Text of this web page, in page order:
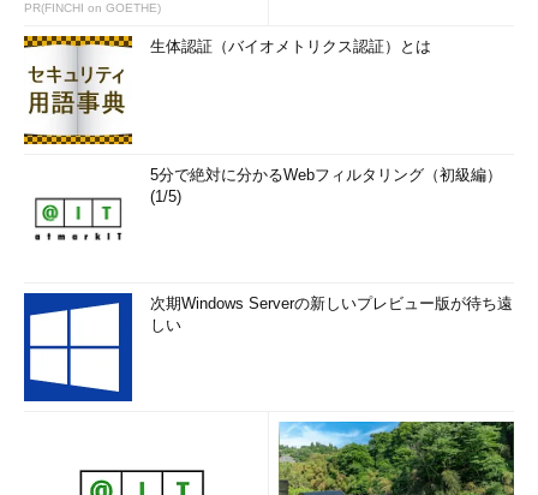
PR(FINCHI on GOETHE)
生体認証（バイオメトリクス認証）とは
5分で絶対に分かるWebフィルタリング（初級編）
(1/5)
次期Windows Serverの新しいプレビュー版が待ち遠
しい